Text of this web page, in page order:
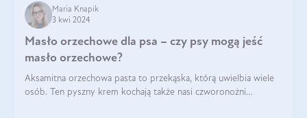
Maria Knapik
3 kwi 2024
Masło orzechowe dla psa – czy psy mogą jeść
masło orzechowe?
Aksamitna orzechowa pasta to przekąska, którą uwielbia wiele
osób. Ten pyszny krem kochają także nasi czworonożni